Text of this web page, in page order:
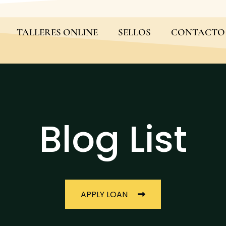
TALLERES ONLINE SELLOS CONTACTO
Blog List
APPLY LOAN